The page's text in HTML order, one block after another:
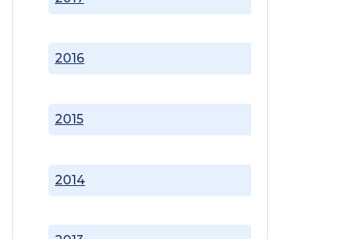
2014
2015
2016